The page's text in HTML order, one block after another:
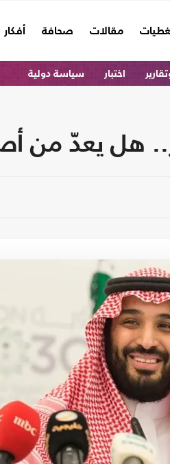
مقالات صحافة أفكار
اختبار سياسة دولية
هل يعدّ من